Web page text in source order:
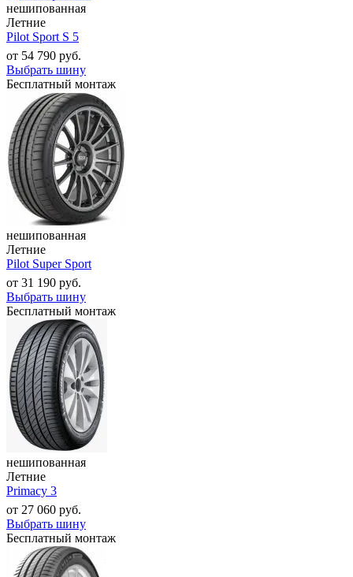
нешипованная
Летние
Pilot Sport S 5
от 54 790 руб.
Выбрать шину
Бесплатный монтаж
нешипованная
Летние
Pilot Super Sport
от 31 190 руб.
Выбрать шину
Бесплатный монтаж
нешипованная
Летние
Primacy 3
от 27 060 руб.
Выбрать шину
Бесплатный монтаж